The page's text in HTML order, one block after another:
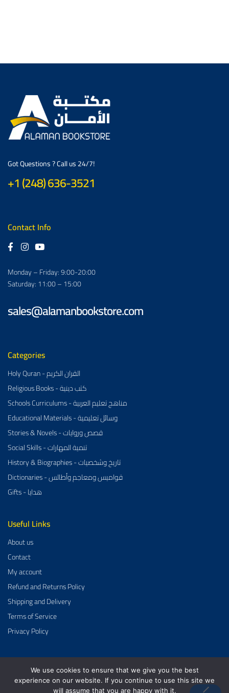
Got Questions ? Call us 24/7!
+1 (248) 636-3521
Contact Info
Monday – Friday: 9:00-20:00
Saturday: 11:00 – 15:00
sales@alamanbookstore.com
Categories
Holy Quran - القران الكريم
Religious Books - كتب دينية
Schools Curriculums - مناهج تعليم العربية
Educational Materials - وسائل تعليمية
Stories & Novels - قصص وروايات
Social Skills - تنمية المهارات
History & Biographies - تاريخ وشخصيات
Dictionaries - قواميس ومعاجم وأطالس
Gifts - هدايا
Useful Links
About us
Contact
My account
Refund and Returns Policy
Shipping and Delivery
Terms of Service
Privacy Policy
Al-Aman Bookstore 2026 Created ByGrowDose.
We use cookies to ensure that we give you the best
experience on our website. If you continue to use this site we
will assume that you are happy with it.